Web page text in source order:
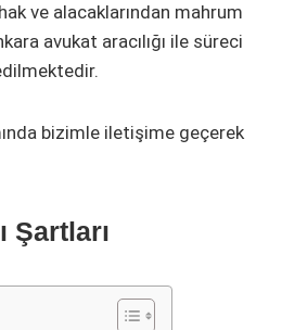
ve alacaklarından mahrum
avukat aracılığı ile süreci
bizimle iletişime geçerek
Şartları